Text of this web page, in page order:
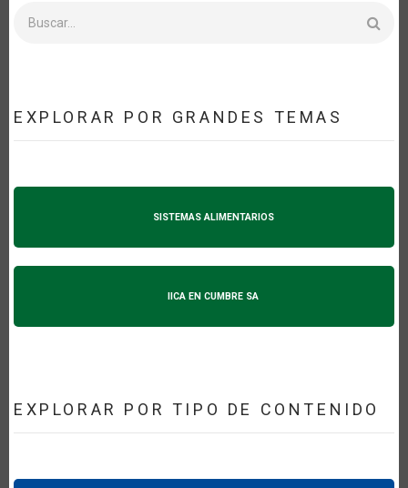
EXPLORAR POR GRANDES TEMAS
SISTEMAS ALIMENTARIOS
IICA EN CUMBRE SA
EXPLORAR POR TIPO DE CONTENIDO